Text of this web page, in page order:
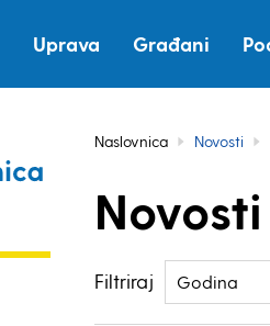
Uprava Građani
Naslovnica Novosti
Novosti
Filtriraj Godina